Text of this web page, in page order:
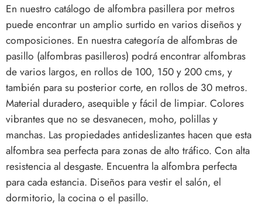
En nuestro catálogo de alfombra pasillera por metros
puede encontrar un amplio surtido en varios diseños y
composiciones. En nuestra categoría de alfombras de
pasillo (alfombras pasilleros) podrá encontrar alfombras
de varios largos, en rollos de 100, 150 y 200 cms, y
también para su posterior corte, en rollos de 30 metros.
Material duradero, asequible y fácil de limpiar. Colores
vibrantes que no se desvanecen, moho, polillas y
manchas. Las propiedades antideslizantes hacen que esta
alfombra sea perfecta para zonas de alto tráfico. Con alta
resistencia al desgaste. Encuentra la alfombra perfecta
para cada estancia. Diseños para vestir el salón, el
dormitorio, la cocina o el pasillo.